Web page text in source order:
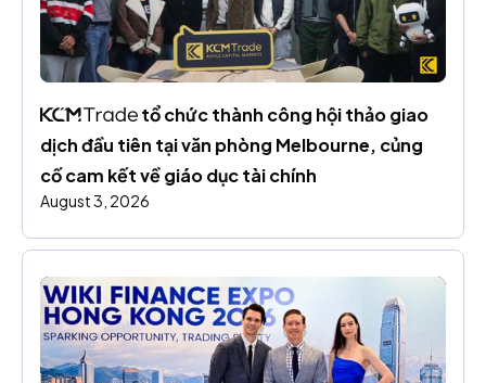
tổ chức thành công hội thảo giao
dịch đầu tiên tại văn phòng Melbourne, củng
cố cam kết về giáo dục tài chính
August 3, 2026